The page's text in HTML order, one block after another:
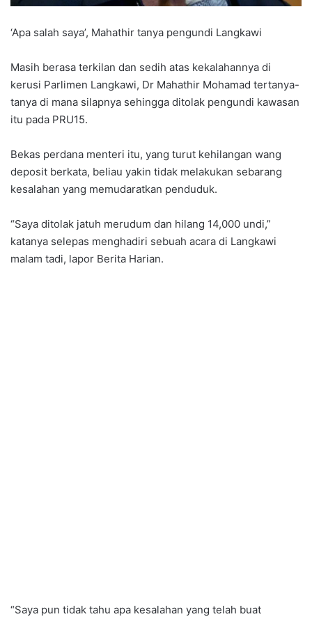
‘Apa salah saya’, Mahathir tanya pengundi Langkawi
Masih berasa terkilan dan sedih atas kekalahannya di
kerusi Parlimen Langkawi, Dr Mahathir Mohamad tertanya-
tanya di mana silapnya sehingga ditolak pengundi kawasan
itu pada PRU15.
Bekas perdana menteri itu, yang turut kehilangan wang
deposit berkata, beliau yakin tidak melakukan sebarang
kesalahan yang memudaratkan penduduk.
“Saya ditolak jatuh merudum dan hilang 14,000 undi,”
katanya selepas menghadiri sebuah acara di Langkawi
malam tadi, lapor Berita Harian.
“Saya pun tidak tahu apa kesalahan yang telah buat